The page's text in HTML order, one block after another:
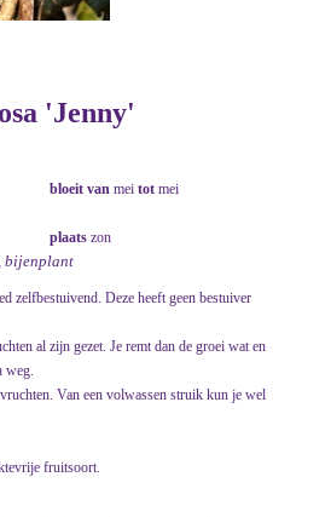
'Jenny'
bloeit van mei tot mei
plaats zon
bijenplant
zelfbestuivend. Deze heeft geen bestuiver
al zijn gezet. Je remt dan de groei wat en
weg.
Van een volwassen struik kun je wel
fruitsoort.